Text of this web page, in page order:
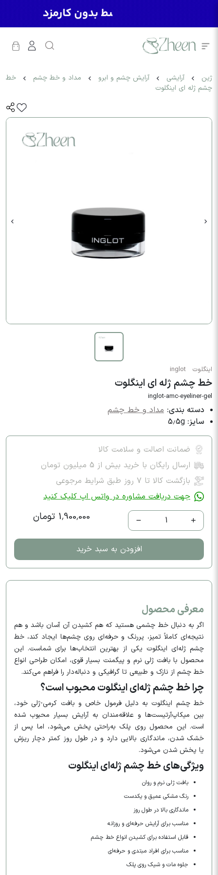
ژین آرایشی آرایش چشم و ابرو مداد و خط چشم
خط
چشم ژله ای اینگلوت
اینگلوت inglot
خط چشم ژله ای اینگلوت
inglot-amc-eyeliner-gel
دسته بندی: مداد و خط چشم
سایز: 5.5g
ضمانت اصالت و سلامت کالا
ارسال رایگان با خرید بیش از 5 میلیون تومان
بازگشت کالا تا ۷ روز طبق شرایط مرجوعی
جهت دریافت مشاوره در واتس اپ کلیک کنید
1 1,900,000 تومان
افزودن به سبد خرید
معرفی محصول
اگر به دنبال خط چشمی هستید که هم کشیدن آن آسان باشد و هم
نتیجه‌ای کاملاً تمیز، پررنگ و حرفه‌ای روی چشم‌ها ایجاد کند، خط
چشم ژله‌ای اینگلوت یکی از بهترین انتخاب‌ها برای شماست. این
محصول با بافت ژلی نرم و پیگمنت بسیار قوی، امکان طراحی انواع
خط چشم از نازک و طبیعی تا گرافیکی و دنباله‌دار را فراهم می‌کند.
چرا خط چشم ژله‌ای اینگلوت محبوب است؟
خط چشم اینگلوت به دلیل فرمول خاص و بافت کرمی-ژلی خود،
بین میکاپ‌آرتیست‌ها و علاقه‌مندان به آرایش بسیار محبوب شده
است. این محصول روی پلک به‌راحتی پخش می‌شود، اما پس از
خشک شدن، ماندگاری بالایی دارد و در طول روز کمتر دچار ریزش
یا پخش شدن می‌شود.
ویژگی‌های خط چشم ژله‌ای اینگلوت
بافت ژلی نرم و روان
رنگ مشکی عمیق و یکدست
ماندگاری بالا در طول روز
مناسب برای آرایش حرفه‌ای و روزانه
قابل استفاده برای کشیدن انواع خط چشم
مناسب برای افراد مبتدی و حرفه‌ای
جلوه مات و شیک روی پلک